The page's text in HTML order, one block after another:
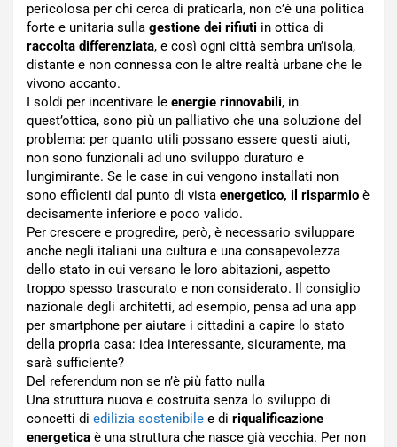
pericolosa per chi cerca di praticarla, non c’è una politica
forte e unitaria sulla gestione dei rifiuti in ottica di
raccolta differenziata, e così ogni città sembra un’isola,
distante e non connessa con le altre realtà urbane che le
vivono accanto.
I soldi per incentivare le energie rinnovabili, in
quest’ottica, sono più un palliativo che una soluzione del
problema: per quanto utili possano essere questi aiuti,
non sono funzionali ad uno sviluppo duraturo e
lungimirante. Se le case in cui vengono installati non
sono efficienti dal punto di vista energetico, il risparmio è
decisamente inferiore e poco valido.
Per crescere e progredire, però, è necessario sviluppare
anche negli italiani una cultura e una consapevolezza
dello stato in cui versano le loro abitazioni, aspetto
troppo spesso trascurato e non considerato. Il consiglio
nazionale degli architetti, ad esempio, pensa ad una app
per smartphone per aiutare i cittadini a capire lo stato
della propria casa: idea interessante, sicuramente, ma
sarà sufficiente?
Del referendum non se n’è più fatto nulla
Una struttura nuova e costruita senza lo sviluppo di
concetti di edilizia sostenibile e di riqualificazione
energetica è una struttura che nasce già vecchia. Per non